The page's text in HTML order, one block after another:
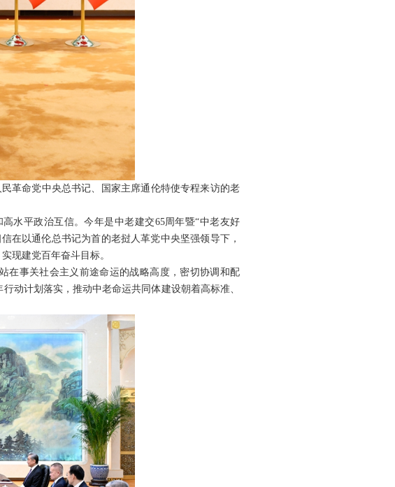
革命党中央总书记、国家主席通伦特使专程来访的老
水平政治互信。今年是中老建交65周年暨“中老友好
在以通伦总书记为首的老挝人革党中央坚强领导下，
现建党百年奋斗目标。
在事关社会主义前途命运的战略高度，密切协调和配
动计划落实，推动中老命运共同体建设朝着高标准、